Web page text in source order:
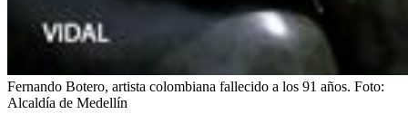
Fernando Botero, artista colombiana fallecido a los 91 años. Foto:
Alcaldía de Medellín